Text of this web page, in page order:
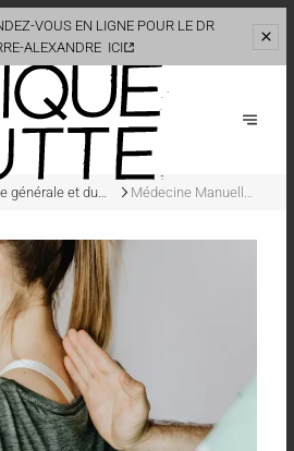
VOUS EN LIGNE POUR LE DR
ALEXANDRE ICI
générale et du
Médecine Manuelle